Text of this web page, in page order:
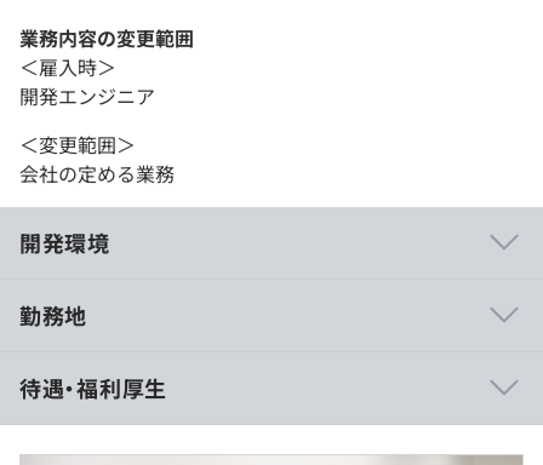
業務内容の変更範囲
＜雇入時＞
開発エンジニア
＜変更範囲＞
会社の定める業務
開発環境
スキルを成長させ続けています。
そのため、顧客先からの評価も高く、重要性の高いプロジ
ェクト案件を獲得しやすい状況にあります。
勤務地
待遇・福利厚生